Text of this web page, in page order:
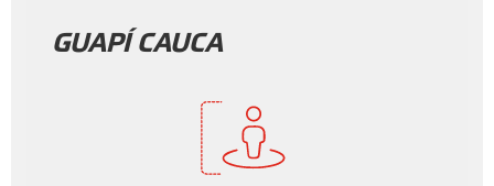
GUAPÍ CAUCA